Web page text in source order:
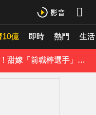
10億 即時 熱門 生活
下大小事！
42歲情色女星要結婚了！甜嫁「前職棒選手」浪漫告白：迅速奪走我的心